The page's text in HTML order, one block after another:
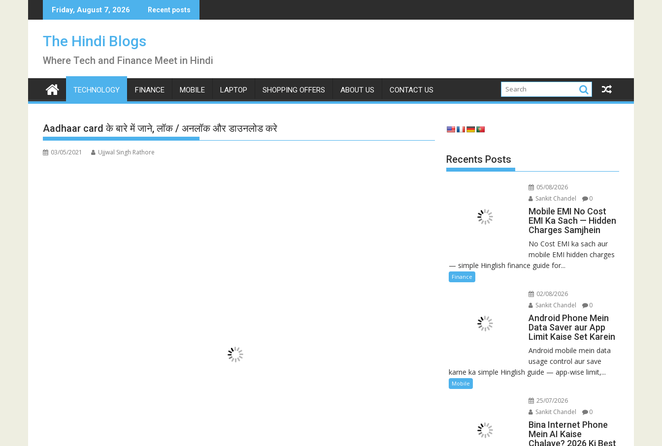
to
Friday, August 7, 2026 Recent posts
The Hindi Blogs
Where Tech and Finance Meet in Hindi
TECHNOLOGY FINANCE MOBILE LAPTOP SHOPPING OFFERS ABOUT US CONTACT US
Aadhaar card के बारे में जाने, लॉक / अनलॉक और डाउनलोड करे
03/05/2021 Ujjwal Singh Rathore
Recents Posts
05/08/2026
Sankit Chandel
0
Mobile EMI No Cost
EMI Ka Sach — Hidden
Charges Samjhein
No Cost EMI ka sach aur
mobile EMI hidden charges
— simple Hinglish finance guide for...
Finance
02/08/2026
Sankit Chandel
0
Android Phone Mein
Data Saver aur App
Limit Kaise Set Karein
Android mobile mein data
usage control aur save
karne ka simple Hinglish guide — app-wise limit,...
Mobile
25/07/2026
Sankit Chandel
0
Bina Internet Phone
Mein AI Kaise
Chalaye? 2026 Ki Best